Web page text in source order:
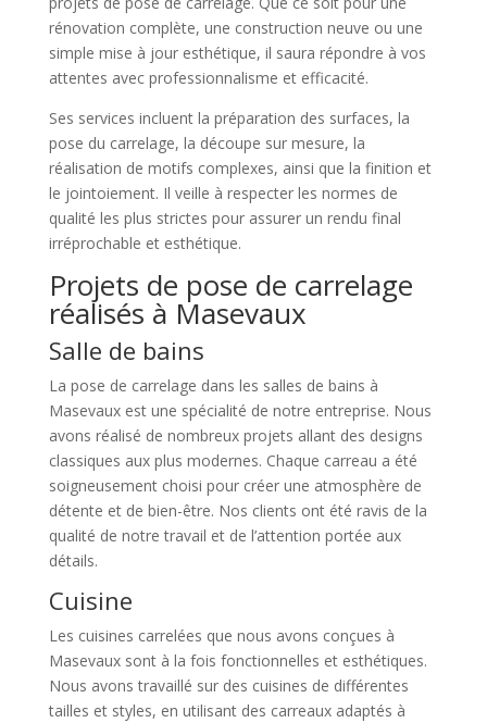
rénovation complète, une construction neuve ou une
simple mise à jour esthétique, il saura répondre à vos
attentes avec professionnalisme et efficacité.
Ses services incluent la préparation des surfaces, la
pose du carrelage, la découpe sur mesure, la
réalisation de motifs complexes, ainsi que la finition et
le jointoiement. Il veille à respecter les normes de
qualité les plus strictes pour assurer un rendu final
irréprochable et esthétique.
Projets de pose de carrelage
réalisés à Masevaux
Salle de bains
La pose de carrelage dans les salles de bains à
Masevaux est une spécialité de notre entreprise. Nous
avons réalisé de nombreux projets allant des designs
classiques aux plus modernes. Chaque carreau a été
soigneusement choisi pour créer une atmosphère de
détente et de bien-être. Nos clients ont été ravis de la
qualité de notre travail et de l’attention portée aux
détails.
Cuisine
Les cuisines carrelées que nous avons conçues à
Masevaux sont à la fois fonctionnelles et esthétiques.
Nous avons travaillé sur des cuisines de différentes
tailles et styles, en utilisant des carreaux adaptés à